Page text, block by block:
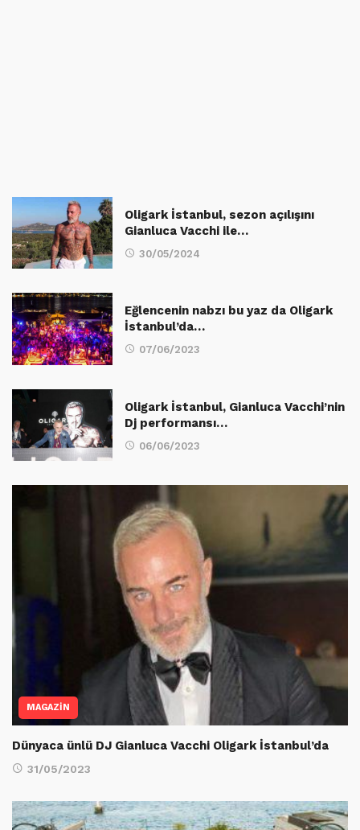
Oligark İstanbul, sezon açılışını
Gianluca Vacchi ile…
30/05/2024
Eğlencenin nabzı bu yaz da Oligark
İstanbul’da…
07/06/2023
Oligark İstanbul, Gianluca Vacchi’nin
Dj performansı…
06/06/2023
MAGAZİN
Dünyaca ünlü DJ Gianluca Vacchi Oligark İstanbul’da
31/05/2023